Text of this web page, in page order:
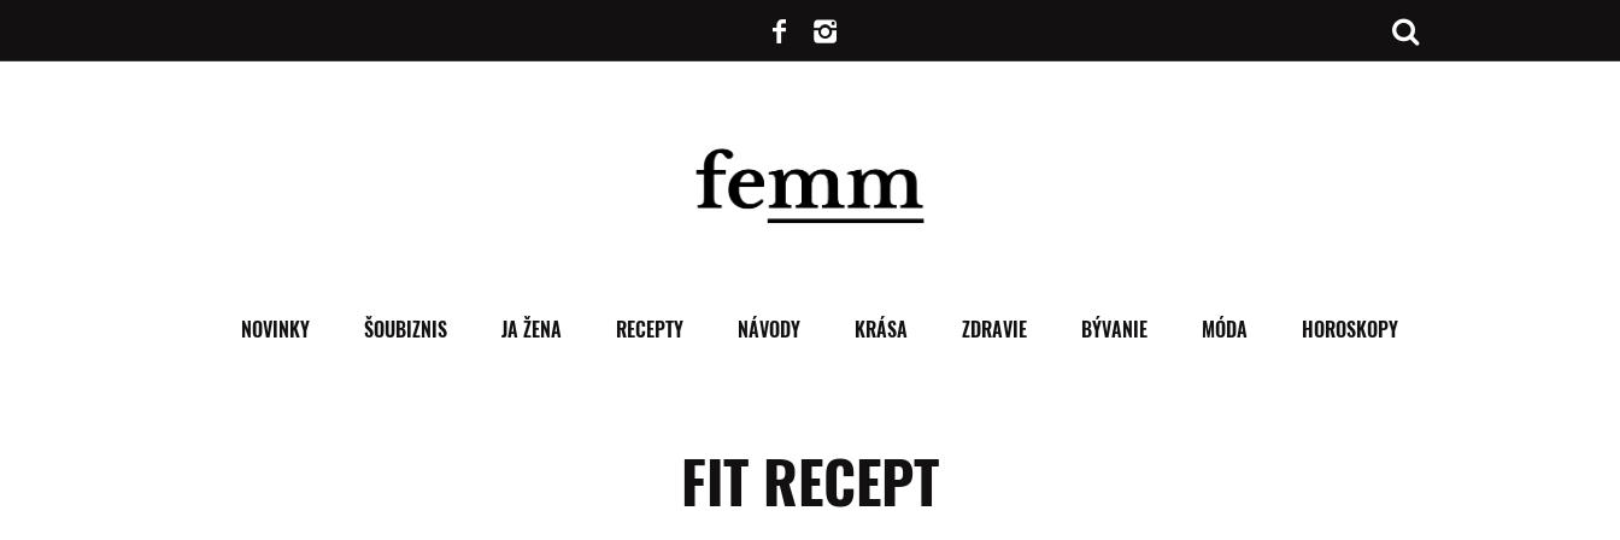
NOVINKY ŠOUBIZNIS JA ŽENA RECEPTY NÁVODY KRÁSA ZDRAVIE BÝVANIE MÓDA HOROSKOPY
FIT RECEPT